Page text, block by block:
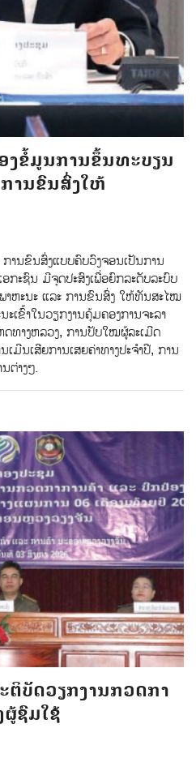
ງຂໍ້ມູນການຂຶ້ນທະບຽນ
ານຂົນສົ່ງໃຫ້
ານຂົນສົ່ງແບບຄົບວົງຈອນເປັນການ
ກະຊົນ ມີຈຸດປະສົງເພື່ອຍົກລະດັບລະບົບ
ຫະນະ ແລະ ການຂົນສ່ົງ ໃຫ້ທັນສະໄໝ
ເຂົ້າໃນວຽກງານຄຸ້ມຄອງການຈະລາ
ທາງຫລວງ, ການປັບໃໝຜູ້ລະເມີດ
ມີນເສີຍການເສຍຄ່າທາງປະຈຳປີ, ການ
ຕ່າງໆ.
ບັດວຽກງານກວດກາ
ຊົມໃຊ້